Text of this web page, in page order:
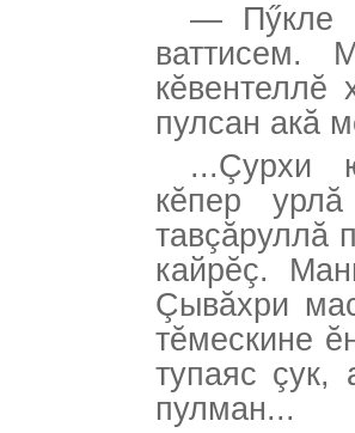
— Пӳкле
ваттисем.
кĕвентеллĕ
пулсан акă
...Çурхи
кĕпер
тавçăруллă
кайрĕç.
Çывăхри
тĕмескине
тупаяс çук,
пулман...